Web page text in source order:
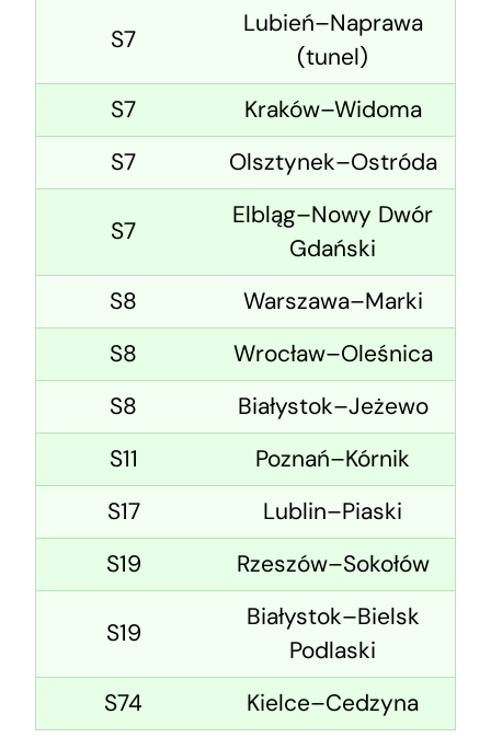
S7
Lubień–Naprawa
(tunel)
S7
Kraków–Widoma
S7
Olsztynek–Ostróda
S7
Elbląg–Nowy Dwór
Gdański
S8
Warszawa–Marki
S8
Wrocław–Oleśnica
S8
Białystok–Jeżewo
S11
Poznań–Kórnik
S17
Lublin–Piaski
S19
Rzeszów–Sokołów
S19
Białystok–Bielsk
Podlaski
S74
Kielce–Cedzyna